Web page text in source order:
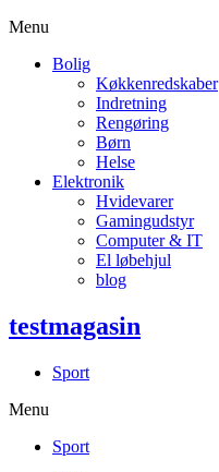
Menu
Bolig
Køkkenredskaber
Indretning
Rengøring
Børn
Helse
Elektronik
Hvidevarer
Gamingudstyr
Computer & IT
El løbehjul
blog
testmagasin
Sport
Menu
Sport